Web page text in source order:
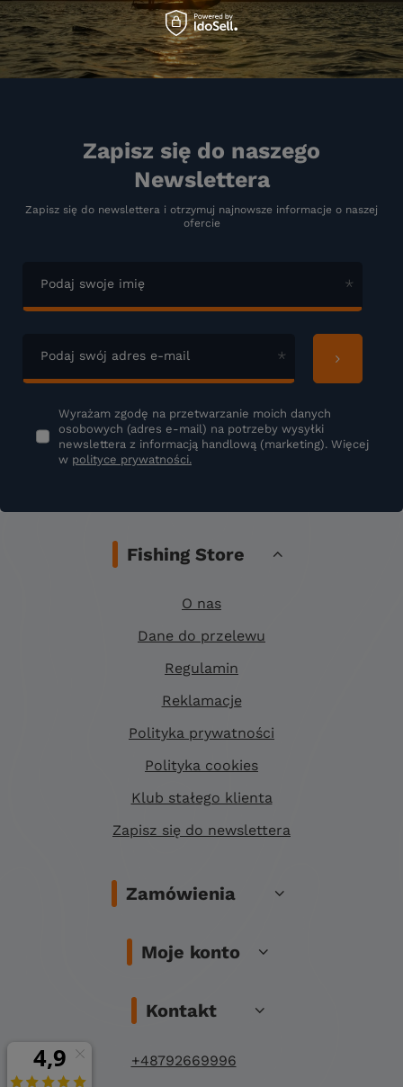
Zapisz się do naszego
Newslettera
Zapisz się do newslettera i otrzymuj najnowsze informacje o naszej
ofercie
Podaj swoje imię
Podaj swój adres e-mail
Wyrażam zgodę na przetwarzanie moich danych
osobowych (adres e-mail) na potrzeby wysyłki
newslettera z informacją handlową (marketing). Więcej
w polityce prywatności.
Fishing Store
O nas
Dane do przelewu
Regulamin
Reklamacje
Polityka prywatności
Polityka cookies
Klub stałego klienta
Zapisz się do newslettera
Zamówienia
Moje konto
Kontakt
+48792669996